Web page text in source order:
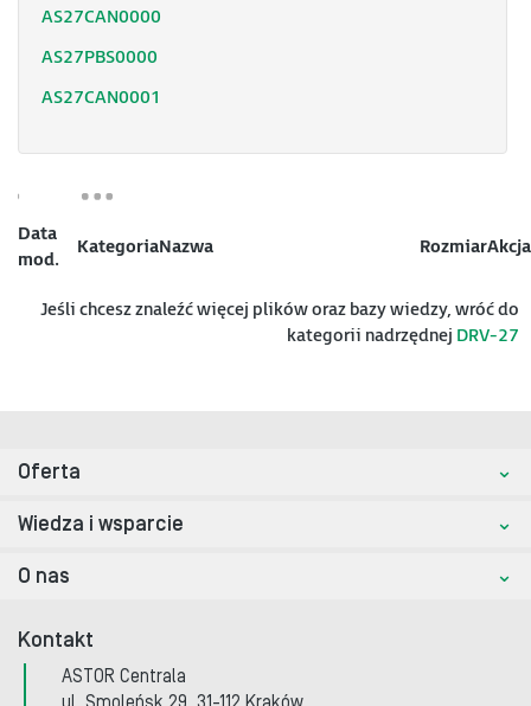
AS27CAN0000
AS27PBS0000
AS27CAN0001
Data
mod.
KategoriaNazwa RozmiarAkcja
Jeśli chcesz znaleźć więcej plików oraz bazy wiedzy, wróć do
kategorii nadrzędnej DRV-27
Oferta
Wiedza i wsparcie
O nas
Kontakt
ASTOR Centrala